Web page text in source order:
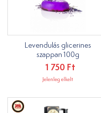
Levendulás glicerines
szappan 100g
1 750 Ft
Jelenleg elkelt